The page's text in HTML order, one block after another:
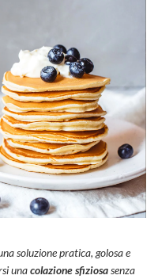
soluzione pratica, golosa e
unacolazione sfiziosasenza